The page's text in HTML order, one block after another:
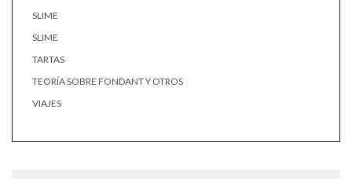
SLIME
SLIME
TARTAS
TEORÍA SOBRE FONDANT Y OTROS
VIAJES